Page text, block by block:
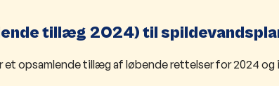
tillæg 2024) til
et opsamlende tillæg af løbende rettelser for 2024 og